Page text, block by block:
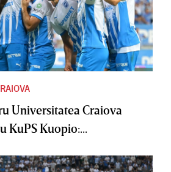
Universitatea Craiova
KuPS Kuopio:...